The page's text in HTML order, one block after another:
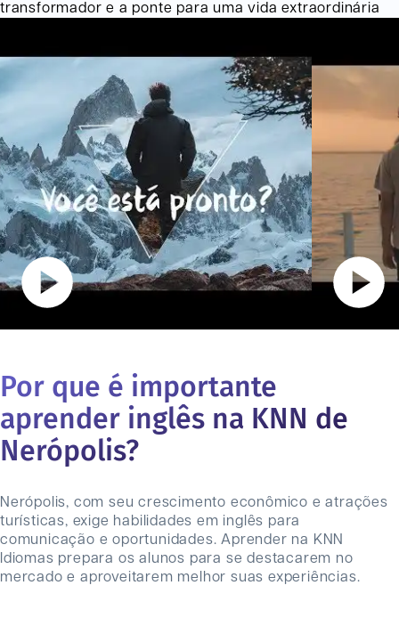
transformador e a ponte para uma vida extraordinária
Por que é importante
aprender inglês na KNN de
Nerópolis?
Nerópolis, com seu crescimento econômico e atrações
turísticas, exige habilidades em inglês para
comunicação e oportunidades. Aprender na KNN
Idiomas prepara os alunos para se destacarem no
mercado e aproveitarem melhor suas experiências.